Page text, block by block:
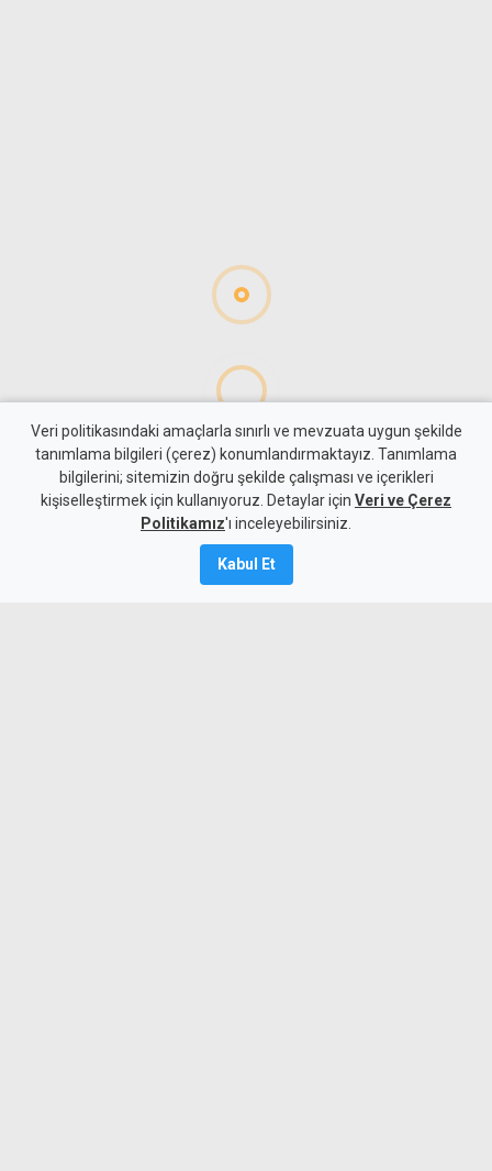
Gündem KKTC
"Cengiz Topel'in tebessüm
eden masum yüzü, halen
Veri politikasındaki amaçlarla sınırlı ve mevzuata uygun şekilde
tanımlama bilgileri (çerez) konumlandırmaktayız. Tanımlama
bilgilerini; sitemizin doğru şekilde çalışması ve içerikleri
kişiselleştirmek için kullanıyoruz. Detaylar için Veri ve Çerez
Politikamız'ı inceleyebilirsiniz.
Kabul Et